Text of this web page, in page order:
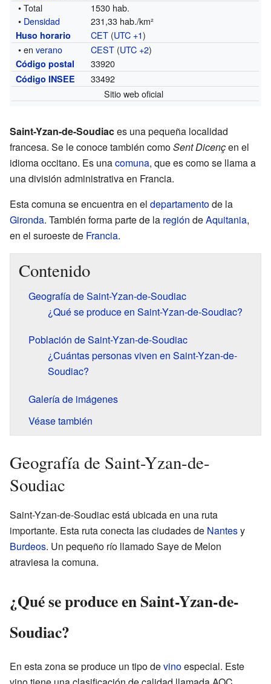
• Total
1530 hab.
• Densidad 231,33 hab./km²
Huso horario CET (UTC +1)
• enverano CEST (UTC +2)
Código postal 33920
Código INSEE
33492
Sitio web oficial
Saint-Yzan-de-Soudiaces una pequeña localidad
francesa. Se le conoce también comoSent Dicençen el
idioma occitano. Es unacomuna, que es como se llama a
una división administrativa en Francia.
Esta comuna se encuentra en el departamentode la
Gironda. También forma parte de la región deAquitania,
en el suroeste de Francia.
Contenido
Geografía de Saint-Yzan-de-Soudiac
¿Qué se produce en Saint-Yzan-de-Soudiac?
Población de Saint-Yzan-de-Soudiac
¿Cuántas personas viven en Saint-Yzan-de-
Soudiac?
Galería de imágenes
Véase también
Geografía de Saint-Yzan-de-
Soudiac
Saint-Yzan-de-Soudiac está ubicada en una ruta
importante. Esta ruta conecta las ciudades de Nantesy
Burdeos. Un pequeño río llamado Saye de Melon
atraviesa la comuna.
¿Qué se produce en Saint-Yzan-de-
Soudiac?
En esta zona se produce un tipo devinoespecial. Este